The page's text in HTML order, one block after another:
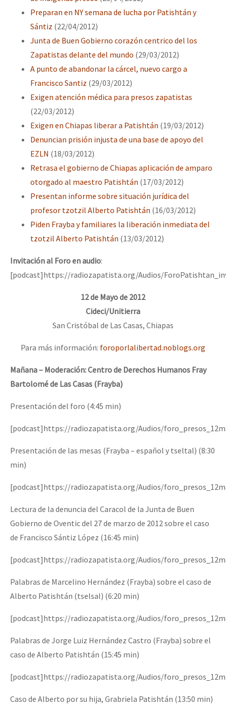
Preparan en NY semana de lucha por Patishtán y
Sántiz (22/04/2012)
Junta de Buen Gobierno corazón centrico del los
Zapatistas delante del mundo (29/03/2012)
A punto de abandonar la cárcel, nuevo cargo a
Francisco Santiz (29/03/2012)
Exigen atención médica para presos zapatistas
(22/03/2012)
Exigen en Chiapas liberar a Patishtán (19/03/2012)
Denuncian prisión injusta de una base de apoyo del
EZLN (18/03/2012)
Retrasa el gobierno de Chiapas aplicación de amparo
otorgado al maestro Patishtán (17/03/2012)
Presentan informe sobre situación jurídica del
profesor tzotzil Alberto Patishtán (16/03/2012)
Piden Frayba y familiares la liberación inmediata del
tzotzil Alberto Patishtán (13/03/2012)
Invitación al Foro en audio:
[podcast]https://radiozapatista.org/Audios/
12 de Mayo de 2012
Cideci/Unitierra
San Cristóbal de Las Casas, Chiapas
Para más información: foroporlalibertad.noblogs.org
Mañana – Moderación: Centro de Derechos Humanos Fray
Bartolomé de Las Casas (Frayba)
Presentación del foro (4:45 min)
[podcast]https://radiozapatista.org/Audios/
Presentación de las mesas (Frayba – español y tseltal) (8:30
min)
[podcast]https://radiozapatista.org/Audios/
Lectura de la denuncia del Caracol de la Junta de Buen
Gobierno de Oventic del 27 de marzo de 2012 sobre el caso
de Francisco Sántiz López (16:45 min)
[podcast]https://radiozapatista.org/Audios/
Palabras de Marcelino Hernández (Frayba) sobre el caso de
Alberto Patishtán (tselsal) (6:20 min)
[podcast]https://radiozapatista.org/Audios/
Palabras de Jorge Luiz Hernández Castro (Frayba) sobre el
caso de Alberto Patishtán (15:45 min)
[podcast]https://radiozapatista.org/Audios/
Caso de Alberto por su hija, Grabriela Patishtán (13:50 min)